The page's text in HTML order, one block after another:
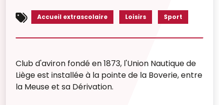
Accueil extrascolaire Loisirs Sport
Club d'aviron fondé en 1873, l'Union Nautique de
Liège est installée à la pointe de la Boverie, entre
la Meuse et sa Dérivation.